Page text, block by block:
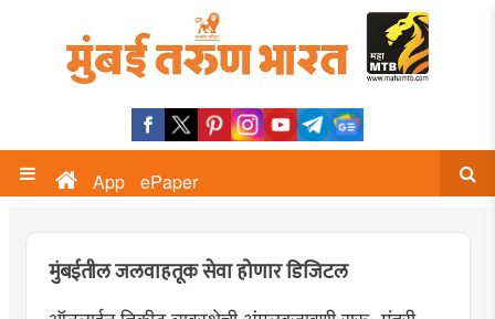
App ePaper
मुंबईतील जलवाहतूक सेवा होणार डिजिटल